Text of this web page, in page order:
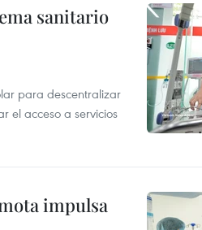
sanitario
para descentralizar
el acceso a servicios
impulsa